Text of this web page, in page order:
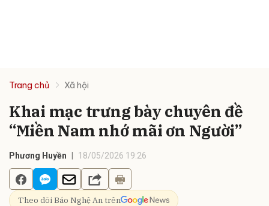
Trang chủ Xã hội
Khai mạc trưng bày chuyên đề
“Miền Nam nhớ mãi ơn Người”
Phương Huyền 18/05/2026 19:26
Theo dõi Báo Nghệ An trên